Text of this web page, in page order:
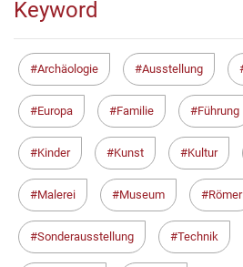
Keyword
Archäologie Ausstellung
Europa Familie Führung
Kinder Kunst Kultur
Malerei Museum Römer
Sonderausstellung Technik